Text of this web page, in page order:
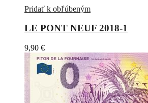
Pridať k obľúbeným
LE PONT NEUF 2018-1
9,90 €